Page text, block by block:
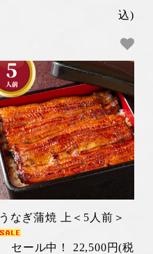
込)
うなぎ蒲焼 上＜5人前＞
セール中！ 22,500円(税